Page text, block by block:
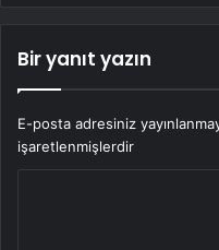
Bir yanıt yazın
E-posta adresiniz
işaretlenmişlerdir